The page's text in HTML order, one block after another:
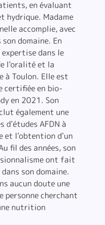
en évaluant
hydrique. Madame
accomplie, avec
domaine. En
dans le
l'oralité et la
Toulon. Elle est
certifiée en bio-
en 2021. Son
également une
d'études AFDN à
et l'obtention d'un
fil des années, son
ont fait
son domaine.
aucun doute une
personne cherchant
nutrition